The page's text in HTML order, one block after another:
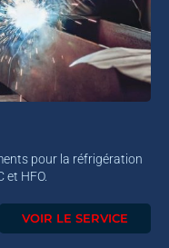
pour la réfrigération
HFO.
VOIR LE SERVICE